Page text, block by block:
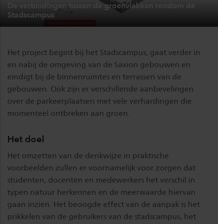
De verbindingen tussen de groenvlakken rondom de
Stadscampus
Het project begint bij het Stadscampus, gaat verder in
en nabij de omgeving van de Saxion gebouwen en
eindigt bij de binnenruimtes en terrassen van de
gebouwen. Ook zijn er verschillende aanbevelingen
over de parkeerplaatsen met vele verhardingen die
momenteel ontbreken aan groen.
Het doel
Het omzetten van de denkwijze in praktische
voorbeelden zullen er voornamelijk voor zorgen dat
studenten, docenten en medewerkers het verschil in
typen natuur herkennen en de meerwaarde hiervan
gaan inzien. Het beoogde effect van de aanpak is het
prikkelen van de gebruikers van de stadscampus, het